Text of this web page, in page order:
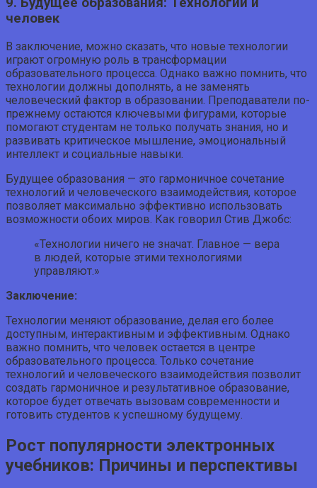
человек
В заключение, можно сказать, что новые технологии
играют огромную роль в трансформации
образовательного процесса. Однако важно помнить, что
технологии должны дополнять, а не заменять
человеческий фактор в образовании. Преподаватели по-
прежнему остаются ключевыми фигурами, которые
помогают студентам не только получать знания, но и
развивать критическое мышление, эмоциональный
интеллект и социальные навыки.
Будущее образования — это гармоничное сочетание
технологий и человеческого взаимодействия, которое
позволяет максимально эффективно использовать
возможности обоих миров. Как говорил Стив Джобс:
«Технологии ничего не значат. Главное — вера
в людей, которые этими технологиями
управляют.»
Заключение:
Технологии меняют образование, делая его более
доступным, интерактивным и эффективным. Однако
важно помнить, что человек остается в центре
образовательного процесса. Только сочетание
технологий и человеческого взаимодействия позволит
создать гармоничное и результативное образование,
которое будет отвечать вызовам современности и
готовить студентов к успешному будущему.
Рост популярности электронных
учебников: Причины и перспективы